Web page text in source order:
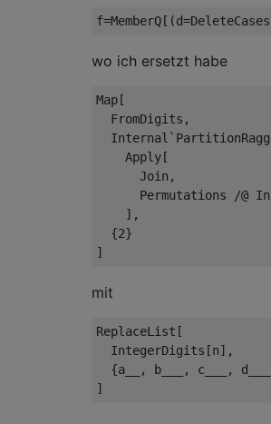
wo ich ersetzt habe
Map[
  FromDigits,
    Apply[
      Join,
Permutations /@
    ],
  {2}
mit
ReplaceList[
  IntegerDigits[n],
{a__, b___, c___,